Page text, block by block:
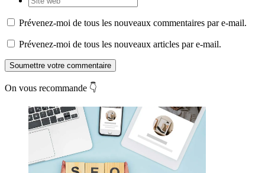
Prévenez-moi de tous les nouveaux commentaires par e-mail.
Prévenez-moi de tous les nouveaux articles par e-mail.
Soumettre votre commentaire
On vous recommande 👇